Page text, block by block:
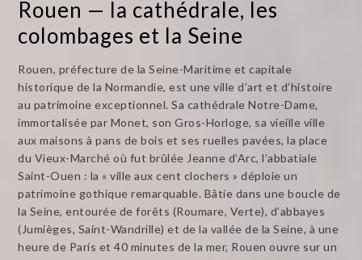
Rouen — la cathédrale, les
colombages et la Seine
Rouen, préfecture de la Seine-Maritime et capitale
historique de la Normandie, est une ville d’art et d’histoire
au patrimoine exceptionnel. Sa cathédrale Notre-Dame,
immortalisée par Monet, son Gros-Horloge, sa vieille ville
aux maisons à pans de bois et ses ruelles pavées, la place
du Vieux-Marché où fut brûlée Jeanne d’Arc, l’abbatiale
Saint-Ouen : la « ville aux cent clochers » déploie un
patrimoine gothique remarquable. Bâtie dans une boucle de
la Seine, entourée de forêts (Roumare, Verte), d’abbayes
(Jumièges, Saint-Wandrille) et de la vallée de la Seine, à une
heure de Paris et 40 minutes de la mer, Rouen ouvre sur un